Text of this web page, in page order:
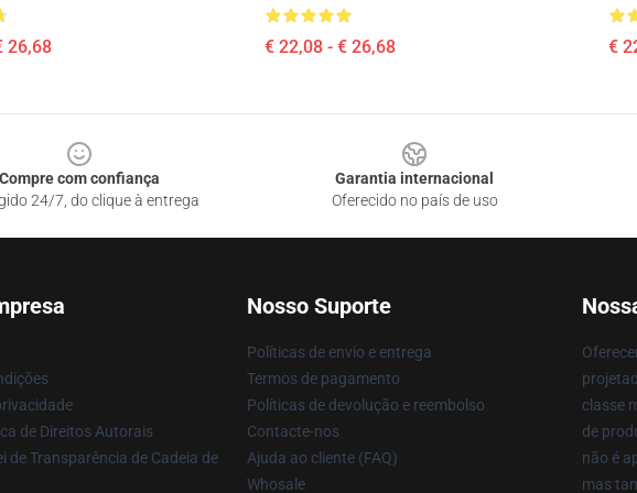
26,68 € 22,08 - € 26,68 €
Compre com confiança
24/7, do clique à entrega
Garantia internacional
Oferecido no país de uso
de Direitos Autorais
de Transparência de Cadeia de
Nosso Suporte
Políticas de envio e entrega
Termos de pagamento
Políticas de devolução e reembolso
Contacte-nos
Ajuda ao cliente (FAQ)
Whosale
classe
de
não é
mas